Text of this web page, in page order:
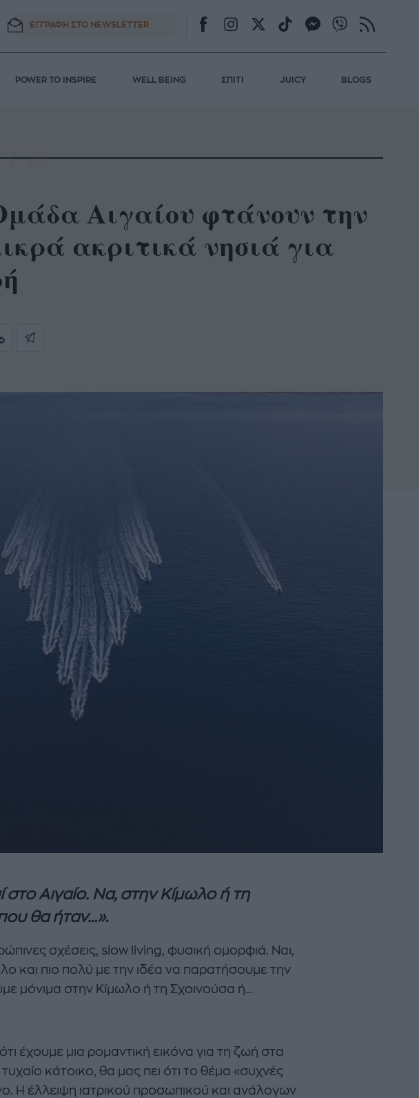
ΕΓΓΡΑΦΗ ΣΤΟ NEWSLETTER
POWER TO INSPIRE WELL BEING ΣΠΙΤΙ JUICY BLOGS
Αιγαίου φτάνουν την
ακριτικά νησιά για
στο Αιγαίο. Να, στην Κίμωλο ή τη
θα ήταν…».
σχέσεις, slow living, φυσική ομορφιά. Ναι,
και πιο πολύ με την ιδέα να παρατήσουμε την
μόνιμα στην Κίμωλο ή τη Σχοινούσα ή…
έχουμε μια ρομαντική εικόνα για τη ζωή στα
κάτοικο, θα μας πει ότι το θέμα «συχνές
Η έλλειψη ιατρικού προσωπικού και ανάλογων
ΚΑΡΑΒΟΚΥΡΗ
ΣΑΜΑΝΘΑ ΑΠΟΣΤΟΛΟΠΟΥΛΟΥ